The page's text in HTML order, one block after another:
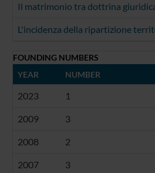
Il matrimonio tra dottrina giuridica
L'incidenza della ripartizione
FOUNDING NUMBERS
YEAR
NUMBER
2023 1
2009 3
2008 2
2007 3